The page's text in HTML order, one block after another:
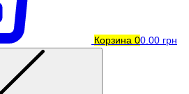
Корзина 00.00 грн